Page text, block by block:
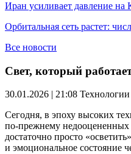
Иран усиливает давление на
Орбитальная сеть растет:
Все новости
Свет, который
30.01.2026 | 21:08 Технологии
Сегодня, в эпоху высоких
по-прежнему недооцененных
достаточно просто
и эмоциональное состояние